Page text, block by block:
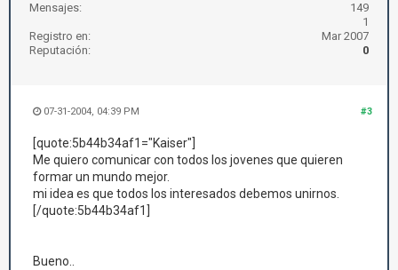
Mensajes:
149
1
Registro en:
Mar 2007
Reputación:
0
#3
07-31-2004, 04:39 PM
[quote:5b44b34af1="Kaiser"]
Me quiero comunicar con todos los jovenes que quieren
formar un mundo mejor.
mi idea es que todos los interesados debemos unirnos.
[/quote:5b44b34af1]
Bueno..